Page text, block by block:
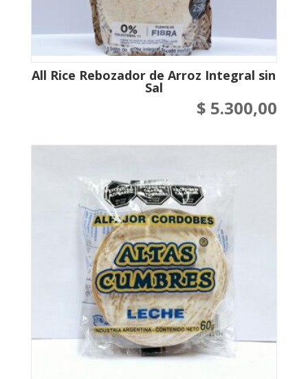
All Rice Rebozador de Arroz Integral sin
Sal
$ 5.300,00